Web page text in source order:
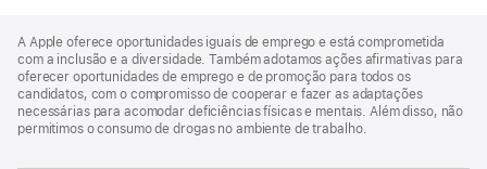
Footer
A Apple oferece oportunidades iguais de emprego e está comprometida
com a inclusão e a diversidade. Também adotamos ações afirmativas para
oferecer oportunidades de emprego e de promoção para todos os
candidatos, com o compromisso de cooperar e fazer as adaptações
necessárias para acomodar deficiências físicas e mentais. Além disso, não
permitimos o consumo de drogas no ambiente de trabalho.